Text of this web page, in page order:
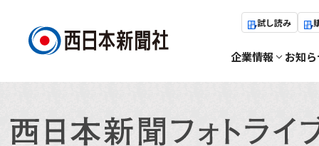
試し読み
企業情報 お知